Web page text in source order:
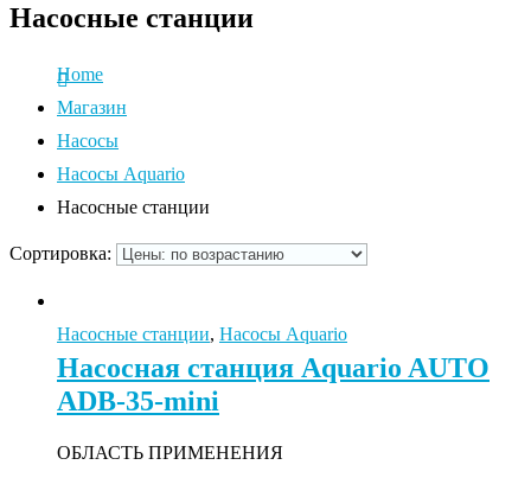
Насосные станции
Home
Магазин
Насосы
Насосы Aquario
Насосные станции
Сортировка:
Насосные станции, Насосы Aquario
Насосная станция Aquario AUTO
ADB-35-mini
ОБЛАСТЬ ПРИМЕНЕНИЯ